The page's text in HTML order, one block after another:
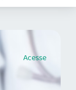
Acesse